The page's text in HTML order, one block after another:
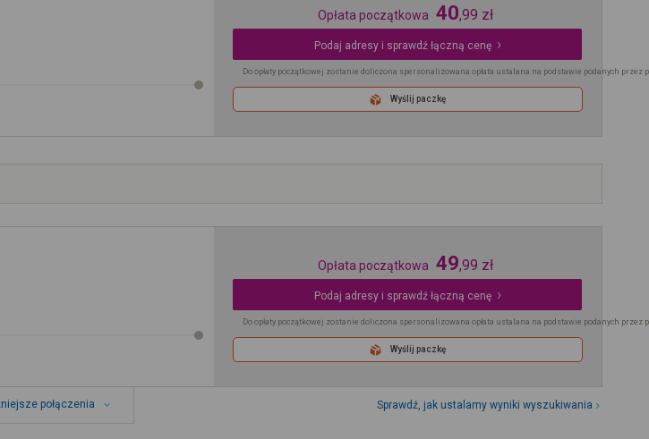
Opłata początkowa 40,99 zł
Podaj adresy i sprawdź łączną cenę
Do opłaty początkowej zostanie doliczona spersonalizowana opłata ustalana na podstawie podanych przez
Wyślij paczkę
Opłata początkowa 49,99 zł
Podaj adresy i sprawdź łączną cenę
Do opłaty początkowej zostanie doliczona spersonalizowana opłata ustalana na podstawie podanych przez
Wyślij paczkę
połączenia Sprawdź, jak ustalamy wyniki wyszukiwania